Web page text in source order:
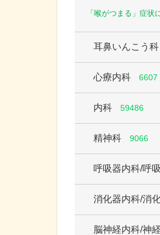
「喉がつまる」症
耳鼻いんこう科
心療内科 6607
内科 59486
精神科 9066
呼吸器内科/呼
消化器内科/消
脳神経内科/神